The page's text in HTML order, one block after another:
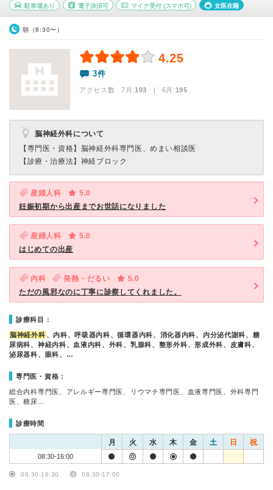
駐車場あり 電子決済可 マイナ受付 (スマホ可) 女医在籍
朝（8:30〜）
4.25
3件
アクセス数 7月:193 | 6月:195
脳神経外科について
【専門医・資格】 脳神経外科専門医、めまい相談医
【診療・治療法】 神経ブロック
産婦人科
5.0
妊娠初期から出産までお世話になりました
産婦人科
5.0
はじめての出産
内科 発熱・だるい
5.0
ただの風邪なのに丁寧に診察してくれました。
診療科目：
脳神経外科 、内科、呼吸器内科、循環器内科、消化器内科、内分泌代謝科、糖
尿病科、神経内科、血液内科、外科、乳腺科、整形外科、形成外科、皮膚科、
泌尿器科、眼科、…
専門医・資格：
総合内科専門医、アレルギー専門医、リウマチ専門医、血液専門医、外科専門
医、糖尿…
診療時間
月 火 水 木 金 土 日 祝
08:30-16:00
08:30-16:30 08:30-17:00